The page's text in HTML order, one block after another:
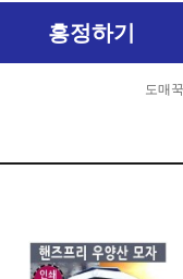
흥정하기
도매